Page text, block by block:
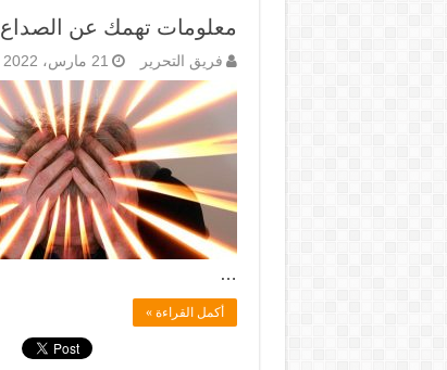
معلومات تهمك عن الصداع
فريق التحرير 21 مارس، 2022
…
أكمل القراءة »